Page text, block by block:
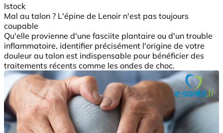
Istock
Mal au talon ? L'épine de Lenoir n'est pas toujours
coupable
Qu'elle provienne d'une fasciite plantaire ou d'un trouble
inflammatoire, identifier précisément l'origine de votre
douleur au talon est indispensable pour bénéficier des
traitements récents comme les ondes de choc.